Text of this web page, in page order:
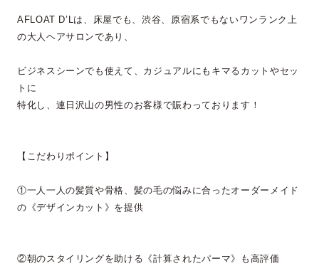
AFLOAT D’Lは、床屋でも、渋谷、原宿系でもないワンランク上
の大人ヘアサロンであり、
ビジネスシーンでも使えて、カジュアルにもキマるカットやセッ
トに
特化し、連日沢山の男性のお客様で賑わっております！
【こだわりポイント】
①一人一人の髪質や骨格、髪の毛の悩みに合ったオーダーメイド
の《デザインカット》を提供
②朝のスタイリングを助ける《計算されたパーマ》も高評価